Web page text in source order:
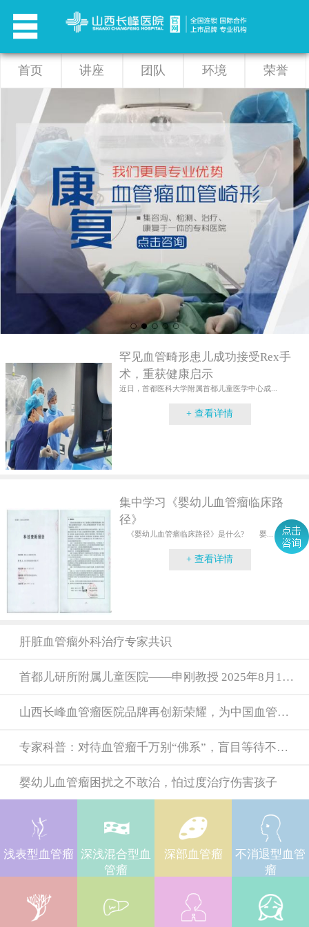
首页 讲座 团队 环境 荣誉
罕见血管畸形患儿成功接受Rex手
术，重获健康启示
近日，首都医科大学附属首都儿童医学中心成...
+ 查看详情
集中学习《婴幼儿血管瘤临床路
径》
《婴幼儿血管瘤临床路径》是什么? 婴...
+ 查看详情
肝脏血管瘤外科治疗专家共识
首都儿研所附属儿童医院——申刚教授 2025年8月16日坐诊山西长峰血管瘤医院 省去跑京城的艰辛
山西长峰血管瘤医院品牌再创新荣耀，为中国血管瘤血管畸形联盟作出努力
专家科普：对待血管瘤千万别“佛系”，盲目等待不可取
婴幼儿血管瘤困扰之不敢治，怕过度治疗伤害孩子
浅表型血管瘤
深浅混合型血
管瘤
深部血管瘤
不消退型血管
瘤